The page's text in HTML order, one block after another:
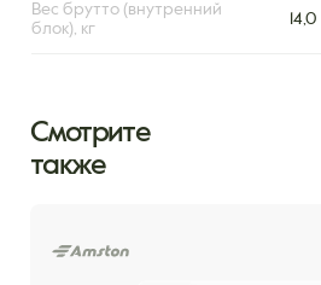
Вес брутто (внутренний
блок), кг
14,0
Смотрите
также